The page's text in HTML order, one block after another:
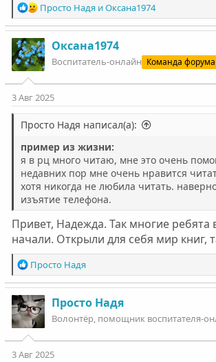
Р
е
а
к
ц
и
и
:
Просто НадяиОксана1974
Оксана1974
Воспитатель-онлайн Команда форума
3 Авг 2025
Просто Надя написал(а):
пример из жизни:
я в рц много читаю, мне это очень
недавних пор мне очень нравится
хотя никогда не любила читать.
изъятие телефона.
Привет, Надежда. Так многие ребята
начали. Открыли для себя мир книг,
Р
е
а
к
ц
и
и
:
Просто Надя
Просто Надя
Волонтëр, помощник воспитателя-
3 Авг 2025